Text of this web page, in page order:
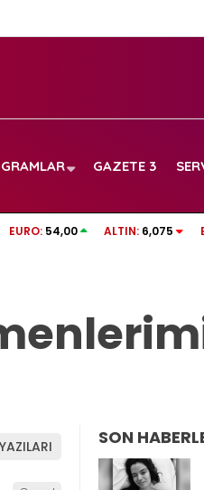
GAZETE 3
– Manisa FK maçı canlı yayın
EURO: 54,00 ALTIN: 6,075
SON